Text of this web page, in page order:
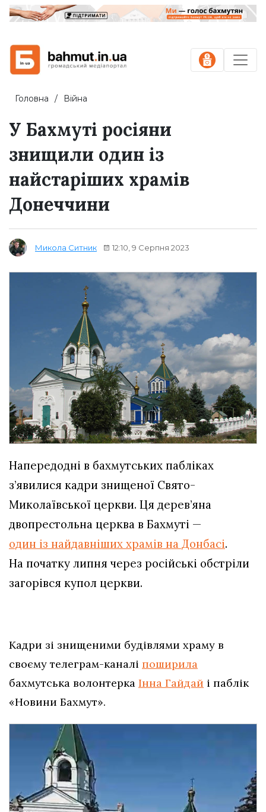
Головна Війна
У Бахмуті росіяни
знищили один із
найстаріших храмів
Донеччини
Микола Ситник 12:10, 9 Серпня 2023
Напередодні в бахмутських пабліках
з’явилися кадри знищеної Свято-
Миколаївської церкви. Ця дерев’яна
двопрестольна церква в Бахмуті —
один із найдавніших храмів на Донбасі.
На початку липнячерез російські обстріли
загорівся купол церкви.
Кадри зі знищеними будівлями храму в
своєму телеграм-каналі поширила
бахмутська волонтерка Інна Гайдай і паблік
«Новини Бахмут».